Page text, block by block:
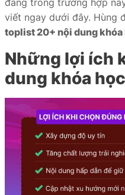
đang trong trường hợp
viết ngay dưới đây. Hùng
toplist 20+ nội dung
Những lợi ích
dung khóa